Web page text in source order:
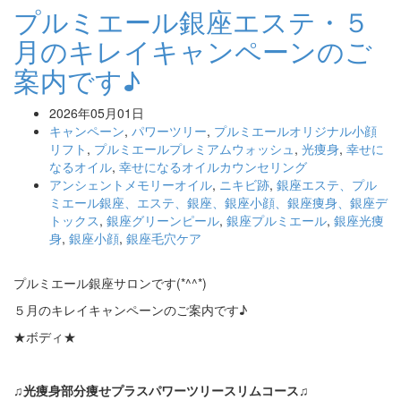
プルミエール銀座エステ・５
月のキレイキャンペーンのご
案内です♪
2026年05月01日
キャンペーン, パワーツリー, プルミエールオリジナル小顔
リフト , プルミエールプレミアムウォッシュ , 光痩身, 幸せに
なるオイル, 幸せになるオイルカウンセリング
アンシェントメモリーオイル, ニキビ跡, 銀座エステ、プル
ミエール銀座、エステ、銀座、銀座小顔、銀座痩身、銀座デ
トックス, 銀座グリーンピール, 銀座プルミエール, 銀座光痩
身, 銀座小顔, 銀座毛穴ケア
プルミエール銀座サロンです(*^^*)
５月のキレイキャンペーンのご案内です♪
★ボディ★
♫光痩身部分痩せプラスパワーツリースリムコース♫